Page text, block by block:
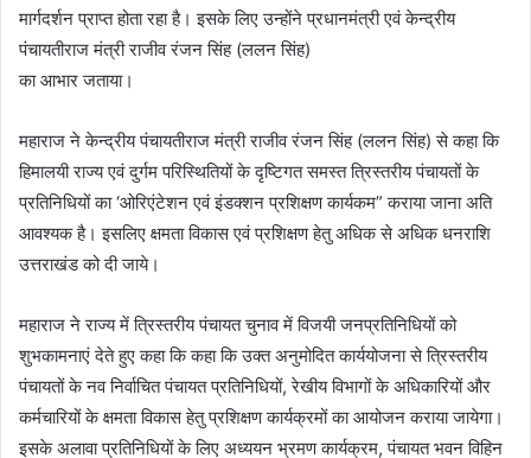
मार्गदर्शन प्राप्त होता रहा है। इसके लिए उन्होंने प्रधानमंत्री एवं केन्द्रीय
पंचायतीराज मंत्री राजीव रंजन सिंह (ललन सिंह)
का आभार जताया।
महाराज ने केन्द्रीय पंचायतीराज मंत्री राजीव रंजन सिंह (ललन सिंह) से कहा कि
हिमालयी राज्य एवं दुर्गम परिस्थितियों के दृष्टिगत समस्त त्रिस्तरीय पंचायतों के
प्रतिनिधियों का ‘ओरिएंटेशन एवं इंडक्शन प्रशिक्षण कार्यकम” कराया जाना अति
आवश्यक है। इसलिए क्षमता विकास एवं प्रशिक्षण हेतु अधिक से अधिक धनराशि
उत्तराखंड को दी जाये।
महाराज ने राज्य में त्रिस्तरीय पंचायत चुनाव में विजयी जनप्रतिनिधियों को
शुभकामनाएं देते हुए कहा कि कहा कि उक्त अनुमोदित कार्ययोजना से त्रिस्तरीय
पंचायतों के नव निर्वाचित पंचायत प्रतिनिधियों, रेखीय विभागों के अधिकारियों और
कर्मचारियों के क्षमता विकास हेतु प्रशिक्षण कार्यक्रमों का आयोजन कराया जायेगा।
इसके अलावा प्रतिनिधियों के लिए अध्ययन भ्रमण कार्यक्रम, पंचायत भवन विहिन